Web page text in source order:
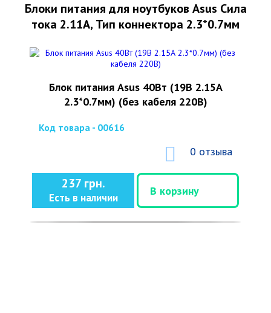
Блоки питания для ноутбуков Asus Сила
тока 2.11А, Тип коннектора 2.3*0.7мм
Блок питания Asus 40Вт (19В 2.15А
2.3*0.7мм) (без кабеля 220В)
Код товара - 00616
0 отзыва
237 грн.
Есть в наличии
В корзину